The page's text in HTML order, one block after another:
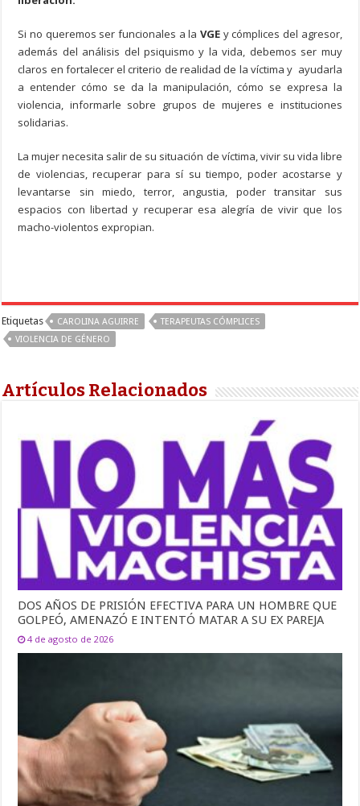
Si no queremos ser funcionales a laVGE y cómplices del agresor,
además del análisis del psiquismo y la vida, debemos ser muy
claros en fortalecer el criterio de realidad de la víctima y ayudarla
a entender cómo se da la manipulación, cómo se expresa la
violencia, informarle sobre grupos de mujeres e instituciones
solidarias.
La mujer necesita salir de su situación de víctima, vivir su vida libre
de violencias, recuperar para sí su tiempo, poder acostarse y
levantarse sin miedo, terror, angustia, poder transitar sus
espacios con libertad y recuperar esa alegría de vivir que los
macho-violentos expropian.
Etiquetas CAROLINA AGUIRRE
TERAPEUTAS CÓMPLICES
VIOLENCIA DE GÉNERO
Artículos Relacionados
DOS AÑOS DE PRISIÓN EFECTIVA PARA UN HOMBRE QUE
GOLPEÓ, AMENAZÓ E INTENTÓ MATAR A SU EX PAREJA
4 de agosto de 2026